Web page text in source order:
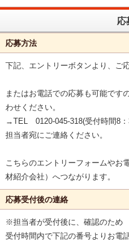
応
応募方法
下記、エントリーボタンより、ご
またはお電話での応募も可能です
わせください。
→TEL 0120-045-318(受付時間8：
担当者宛にご連絡ください。
こちらのエントリーフォームやお
材紹介会社）へつながります。
応募受付後の連絡
※担当者が受付後に、確認のため
受付時間内で下記の番号よりお電